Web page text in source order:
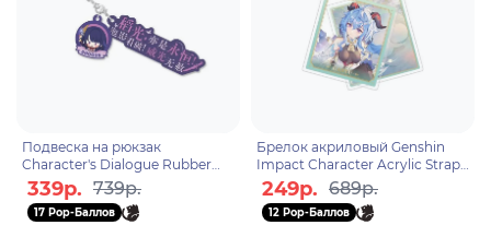
Подвеска на рюкзак
Character's Dialogue Rubber
Straps Raiden Shogun
6975213682784
339р. 739р.
17 Pop-Баллов
Брелок акриловый Genshin
Impact Character Acrylic Strap
Ganyu 6974696614831
249р. 689р.
12 Pop-Баллов